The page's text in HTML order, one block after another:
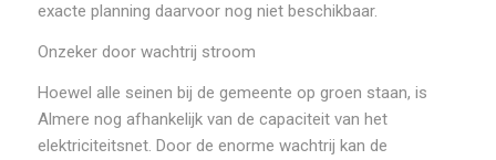
exacte planning daarvoor nog niet beschikbaar.
Onzeker door wachtrij stroom
Hoewel alle seinen bij de gemeente op groen staan, is
Almere nog afhankelijk van de capaciteit van het
elektriciteitsnet. Door de enorme wachtrij kan de